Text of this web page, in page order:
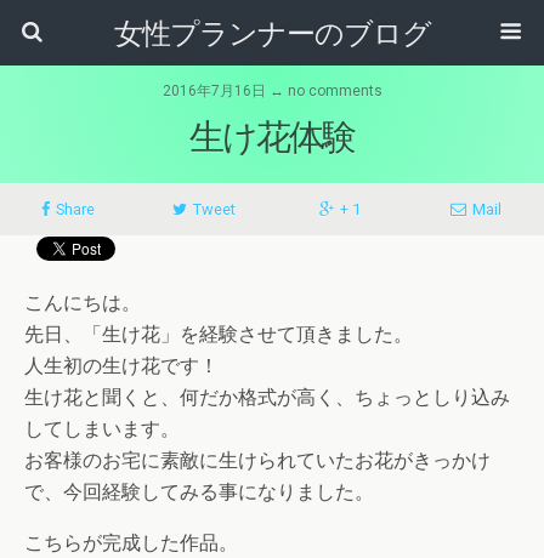
女性プランナーのブログ
2016年7月16日 ↔ no comments
生け花体験
Share Tweet + 1 Mail
こんにちは。
先日、「生け花」を経験させて頂きました。
人生初の生け花です！
生け花と聞くと、何だか格式が高く、ちょっとしり込み
してしまいます。
お客様のお宅に素敵に生けられていたお花がきっかけ
で、今回経験してみる事になりました。
こちらが完成した作品。